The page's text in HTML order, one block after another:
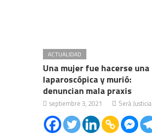
ACTUALIDAD
Una mujer fue hacerse una
laparoscópica y murió:
denuncian mala praxis
septiembre 3, 2021 Será Justicia